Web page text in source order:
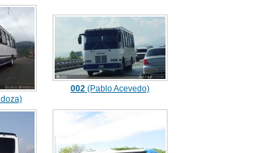
002(Pablo Acevedo)